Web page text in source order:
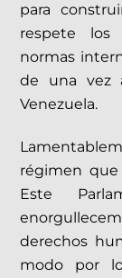
para
respete los
normas
de una vez
Venezuela.
régimen que
Este
derechos
modo por